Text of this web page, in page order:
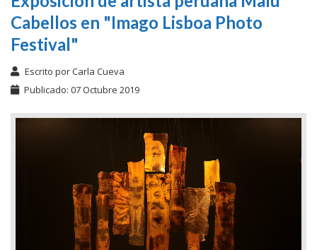
Cabellos en "Imago Lisboa Photo
Festival"
Escrito porCarla Cueva
Publicado: 07 Octubre 2019